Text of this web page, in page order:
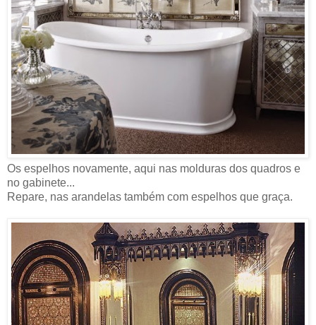
Os espelhos novamente, aqui nas molduras dos quadros e
no gabinete...
Repare, nas arandelas também com espelhos que graça.